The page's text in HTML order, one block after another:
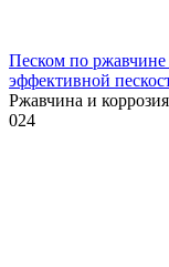
Песком по
эффективной
Ржавчина и
024